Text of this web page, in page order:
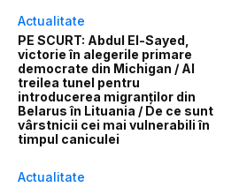
Actualitate
PE SCURT: Abdul El-Sayed,
victorie în alegerile primare
democrate din Michigan / Al
treilea tunel pentru
introducerea migranților din
Belarus în Lituania / De ce sunt
vârstnicii cei mai vulnerabili în
timpul caniculei
Actualitate